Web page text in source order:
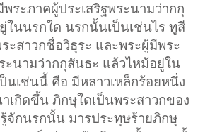
ระภาคผู้ประเสริฐพระนามว่ากกุ
ในนรกใด นรกนั้นเป็นเช่นไร ทูสี
ะสาวกชื่อวิธุระ และพระผู้มีพระ
ะนามว่ากกุสันธะ แล้วไหม้อยู่ใน
นเช่นนี้ คือ มีหลาวเหล็กร้อยหนึ่ง
เกิดขึ้น ภิกษุใดเป็นพระสาวกของ
จักนรกนั้น มารประทุษร้ายภิกษุ